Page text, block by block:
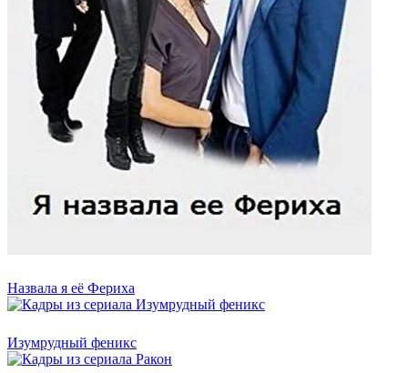
Назвала я её Фериха
Изумрудный феникс